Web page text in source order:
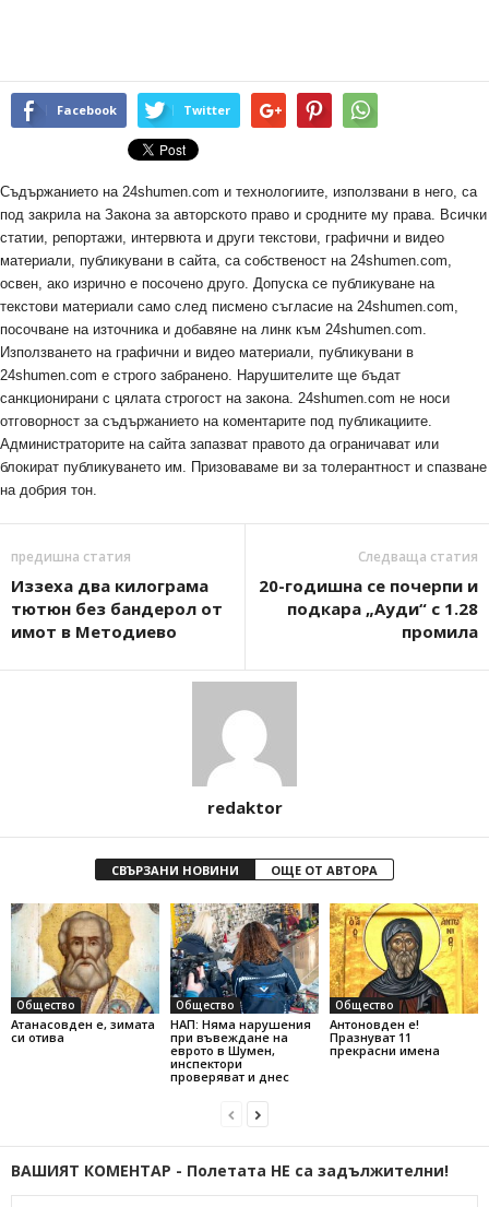
Facebook Twitter
Съдържанието на 24shumen.com и технологиите, използвани в него, са
под закрила на Закона за авторското право и сродните му права. Всички
статии, репортажи, интервюта и други текстови, графични и видео
материали, публикувани в сайта, са собственост на 24shumen.com,
освен, ако изрично е посочено друго. Допуска се публикуване на
текстови материали само след писмено съгласие на 24shumen.com,
посочване на източника и добавяне на линк към 24shumen.com.
Използването на графични и видео материали, публикувани в
24shumen.com е строго забранено. Нарушителите ще бъдат
санкционирани с цялата строгост на закона. 24shumen.com не носи
отговорност за съдържанието на коментарите под публикациите.
Администраторите на сайта запазват правото да ограничават или
блокират публикуването им. Призоваваме ви за толерантност и спазване
на добрия тон.
предишна статия
Иззеха два килограма
тютюн без бандерол от
имот в Методиево
Следваща статия
20-годишна се почерпи и
подкара „Ауди“ с 1.28
промила
redaktor
СВЪРЗАНИ НОВИНИ ОЩЕ ОТ АВТОРА
Общество
Атанасовден е, зимата
си отива
Общество
НАП: Няма нарушения
при въвеждане на
еврото в Шумен,
инспектори
проверяват и днес
Общество
Антоновден е!
Празнуват 11
прекрасни имена
ВАШИЯТ КОМЕНТАР - Полетата НЕ са задължителни!